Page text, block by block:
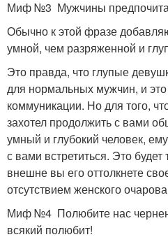
Миф №3 Мужчины
Обычно к этой фразе
умной, чем разряженной и
Это правда, что глупые
для нормальных мужчин, и
коммуникации. Но для того,
захотел продолжить с вами
умный и глубокий человек,
с вами встретиться. Это будет
внешне вы его оттолкнете
отсутствием женского
Миф №4 Полюбите нас
всякий полюбит!